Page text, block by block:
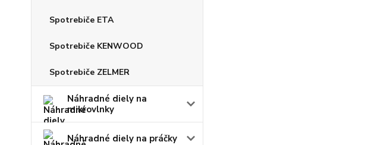
Spotrebiče ETA
Spotrebiče KENWOOD
Spotrebiče ZELMER
Náhradné diely na
mikrovlnky
Náhradné diely na práčky